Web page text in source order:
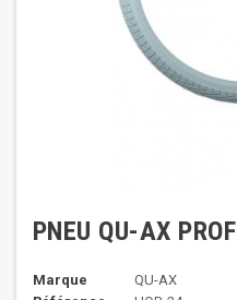
PNEU QU-AX
Marque
QU-AX